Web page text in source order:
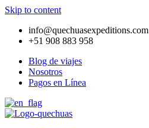
Skip to content
info@quechuasexpeditions.com
+51 908 883 958
Blog de viajes
Nosotros
Pagos en Línea